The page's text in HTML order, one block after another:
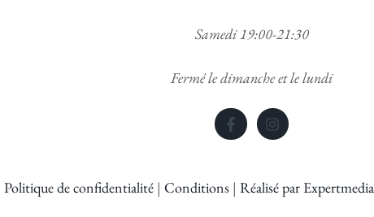
Samedi 19:00-21:30
Fermé le dimanche et le lundi
Politique de confidentialité| Conditions| Réalisé par Expertmedia